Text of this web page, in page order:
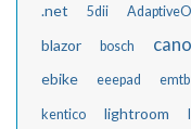
.net 5dii
blazor bosch
ebike eeepad emtb
kentico lightroom